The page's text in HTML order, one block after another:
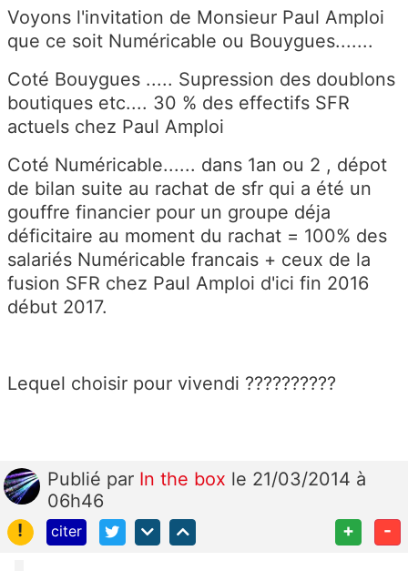
Voyons l'invitation de Monsieur Paul Amploi
que ce soit Numéricable ou Bouygues.......
Coté Bouygues ..... Supression des doublons
boutiques etc.... 30 % des effectifs SFR
actuels chez Paul Amploi
Coté Numéricable...... dans 1an ou 2 , dépot
de bilan suite au rachat de sfr qui a été un
gouffre financier pour un groupe déja
déficitaire au moment du rachat = 100% des
salariés Numéricable francais + ceux de la
fusion SFR chez Paul Amploi d'ici fin 2016
début 2017.
Lequel choisir pour vivendi ??????????
Publié par In the box le 21/03/2014 à
06h46
!
citer + -